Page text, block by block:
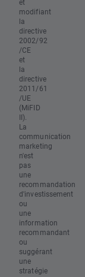
et
modifiant
la
directive
2002/92
/CE
et
la
directive
2011/61
/UE
(MiFID
II).
La
communication
marketing
n'est
pas
une
recommandation
d'investissement
ou
une
information
recommandant
ou
suggérant
une
stratégie